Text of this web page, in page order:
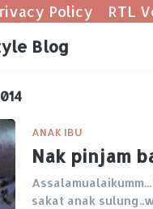
Policy RTL
Blog
ANAK IBU
Nak pinjam
sakat anak